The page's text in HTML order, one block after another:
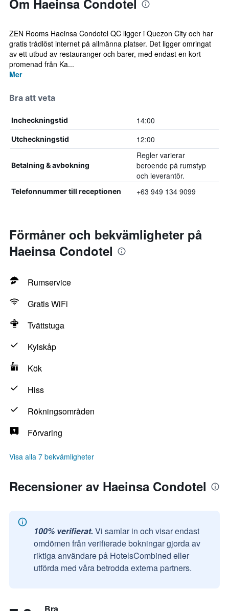
Om Haeinsa Condotel
ZEN Rooms Haeinsa Condotel QC ligger i Quezon City och har
gratis trådlöst internet på allmänna platser. Det ligger omringat
av ett utbud av restauranger och barer, med endast en kort
promenad från Ka...
Mer
Bra att veta
Incheckningstid 14:00
Utcheckningstid 12:00
Betalning & avbokning
Regler varierar
beroende på rumstyp
och leverantör.
Telefonnummer till receptionen +63 949 134 9099
Förmåner och bekvämligheter på
Haeinsa Condotel
Rumservice
Gratis WiFi
Tvättstuga
Kylskåp
Kök
Hiss
Rökningsområden
Förvaring
Visa alla 7 bekvämligheter
Recensioner av Haeinsa Condotel
100% verifierat. Vi samlar in och visar endast
omdömen från verifierade bokningar gjorda av
riktiga användare på HotelsCombined eller
utförda med våra betrodda externa partners.